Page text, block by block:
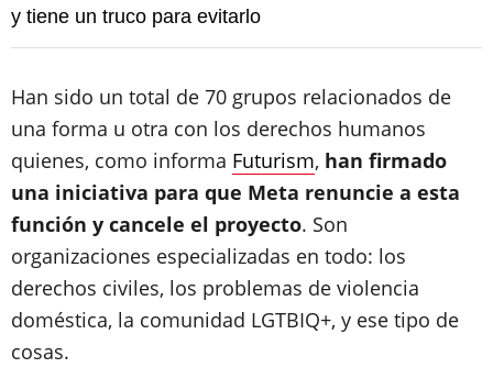
y tiene un truco para evitarlo
Han sido un total de 70 grupos relacionados de
una forma u otra con los derechos humanos
quienes, como informa Futurism, han firmado
una iniciativa para que Meta renuncie a esta
función y cancele el proyecto. Son
organizaciones especializadas en todo: los
derechos civiles, los problemas de violencia
doméstica, la comunidad LGTBIQ+, y ese tipo de
cosas.